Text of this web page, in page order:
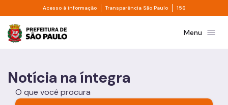
Pular para o Conteúdo principal
Acesso à informação Divisor de acesso à informação
Transparência São Paulo Divisor de
156
Prefeitura de São PauloMenu menu
Notícia na íntegra
O que você procura